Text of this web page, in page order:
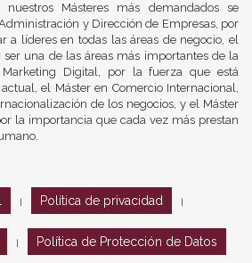
Másteres más demandados se
y Dirección de Empresas, por
a líderes en todas las áreas de negocio, el
ser una de las áreas más importantes de la
Digital, por la fuerza que está
el Máster en Comercio Internacional,
de los negocios, y el Máster
la importancia que cada vez más prestan
Política de privacidad
Política de Protección de Datos